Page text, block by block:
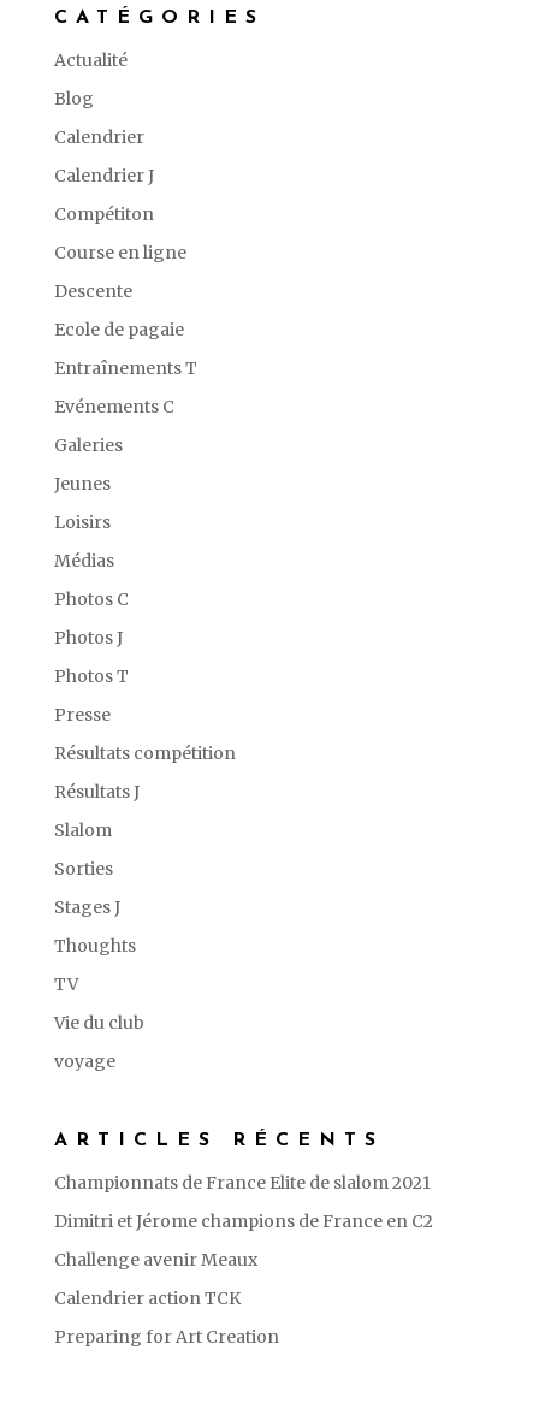
CATÉGORIES
Actualité
Blog
Calendrier
Calendrier J
Compétiton
Course en ligne
Descente
Ecole de pagaie
Entraînements T
Evénements C
Galeries
Jeunes
Loisirs
Médias
Photos C
Photos J
Photos T
Presse
Résultats compétition
Résultats J
Slalom
Sorties
Stages J
Thoughts
TV
Vie du club
voyage
ARTICLES RÉCENTS
Championnats de France Elite de slalom 2021
Dimitri et Jérome champions de France en C2
Challenge avenir Meaux
Calendrier action TCK
Preparing for Art Creation